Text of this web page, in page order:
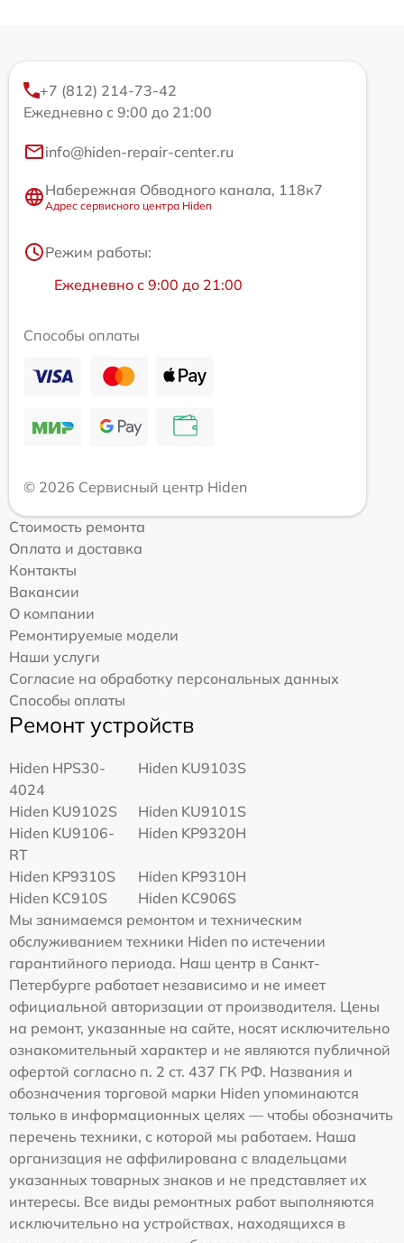
+7 (812) 214-73-42
Ежедневно с 9:00 до 21:00
info@hiden-repair-center.ru
Набережная Обводного канала, 118к7
Адрес сервисного центра Hiden
Режим работы:
Ежедневно с 9:00 до 21:00
Способы оплаты
© 2026 Сервисный центр Hiden
Стоимость ремонта
Оплата и доставка
Контакты
Вакансии
О компании
Ремонтируемые модели
Наши услуги
Согласие на обработку персональных данных
Способы оплаты
Ремонт устройств
Hiden HPS30-
4024
Hiden KU9103S
Hiden KU9102S
Hiden KU9101S
Hiden KU9106-
RT
Hiden KP9320H
Hiden KP9310S
Hiden KP9310H
Hiden KC910S
Hiden KC906S
Мы занимаемся ремонтом и техническим
обслуживанием техники Hiden по истечении
гарантийного периода. Наш центр в Санкт-
Петербурге работает независимо и не имеет
официальной авторизации от производителя. Цены
на ремонт, указанные на сайте, носят исключительно
ознакомительный характер и не являются публичной
офертой согласно п. 2 ст. 437 ГК РФ. Названия и
обозначения торговой марки Hiden упоминаются
только в информационных целях — чтобы обозначить
перечень техники, с которой мы работаем. Наша
организация не аффилирована с владельцами
указанных товарных знаков и не представляет их
интересы. Все виды ремонтных работ выполняются
исключительно на устройствах, находящихся в